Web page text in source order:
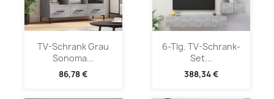
TV-Schrank Grau
Sonoma...
86,78 €
6-Tlg. TV-Schrank-
Set...
388,34 €